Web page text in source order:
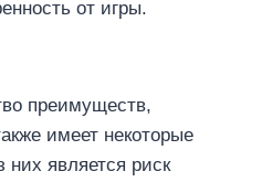
от игры.
преимуществ,
имеет некоторые
является риск